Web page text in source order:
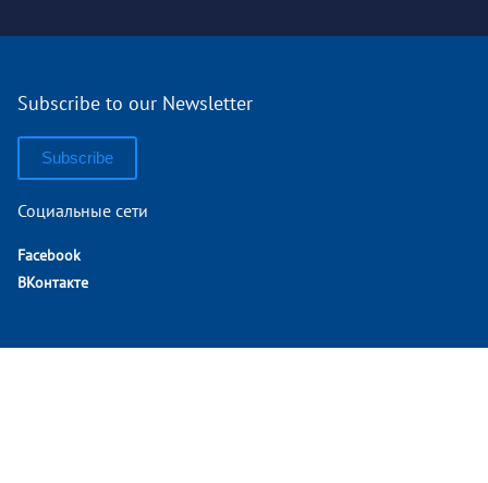
Subscribe to our Newsletter
Subscribe
Социальные сети
Facebook
ВКонтакте